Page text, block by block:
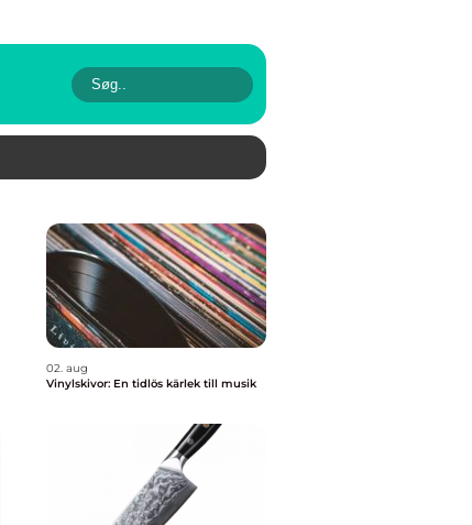
02. aug
Vinylskivor: En tidlös kärlek till musik